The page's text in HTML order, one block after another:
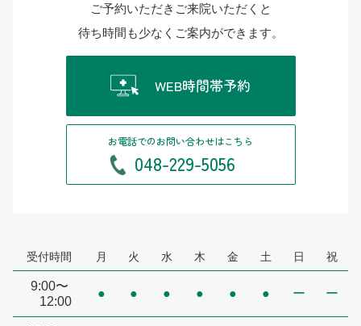
ご予約いただきご来院いただくと
待ち時間も少なくご案内ができます。
WEB時間帯予約
お電話でのお問い合わせはこちら
048-229-5056
受付時間 月 火 水 木 金 土 日 祝
9:00〜
12:00
● ● ● ● ● ● ー ー